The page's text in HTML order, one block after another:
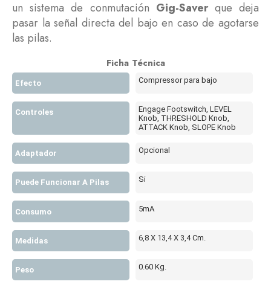
un sistema de conmutación Gig-Saverque deja
pasar la señal directa del bajo en caso de agotarse
las pilas.
Ficha Técnica
Efecto Compressor para bajo
Controles
Engage Footswitch, LEVEL
Knob, THRESHOLD Knob,
ATTACK Knob, SLOPE Knob
Adaptador Opcional
Puede Funcionar A Pilas Si
Consumo 5mA
Medidas 6,8 X 13,4 X 3,4 Cm.
Peso 0.60 Kg.